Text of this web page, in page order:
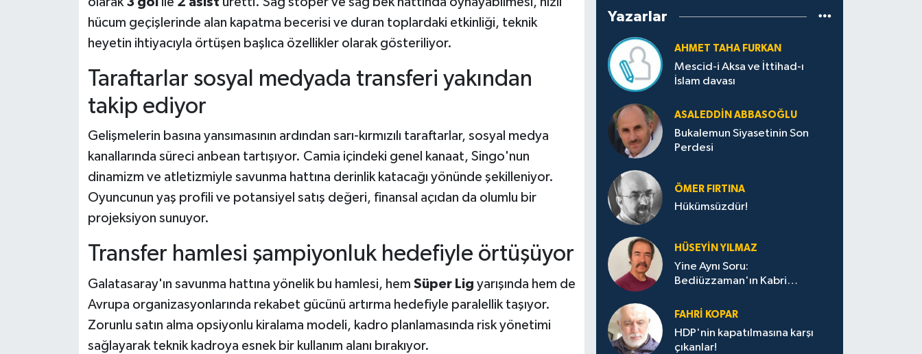
hücum geçişlerinde alan kapatma becerisi ve duran toplardaki etkinliği, teknik
heyetin ihtiyacıyla örtüşen başlıca özellikler olarak gösteriliyor.
Taraftarlar sosyal medyada transferi yakından
takip ediyor
Gelişmelerin basına yansımasının ardından sarı-kırmızılı taraftarlar, sosyal medya
kanallarında süreci anbean tartışıyor. Camia içindeki genel kanaat, Singo'nun
dinamizm ve atletizmiyle savunma hattına derinlik katacağı yönünde şekilleniyor.
Oyuncunun yaş profili ve potansiyel satış değeri, finansal açıdan da olumlu bir
projeksiyon sunuyor.
Transfer hamlesi şampiyonluk hedefiyle örtüşüyor
Galatasaray'ın savunma hattına yönelik bu hamlesi, hem Süper Lig yarışında hem de
Avrupa organizasyonlarında rekabet gücünü artırma hedefiyle paralellik taşıyor.
Zorunlu satın alma opsiyonlu kiralama modeli, kadro planlamasında risk yönetimi
sağlayarak teknik kadroya esnek bir kullanım alanı bırakıyor.
Yazarlar
AHMET TAHA FURKAN
Mescid-i Aksa ve İttihad-ı
İslam davası
ASALEDDIN ABBASOĞLU
Bukalemun Siyasetinin Son
Perdesi
ÖMER FIRTINA
Hükümsüzdür!
HÜSEYIN YILMAZ
Yine Aynı Soru:
Bediüzzaman'ın Kabri
FAHRI KOPAR
HDP'nin kapatılmasına karşı
çıkanlar!